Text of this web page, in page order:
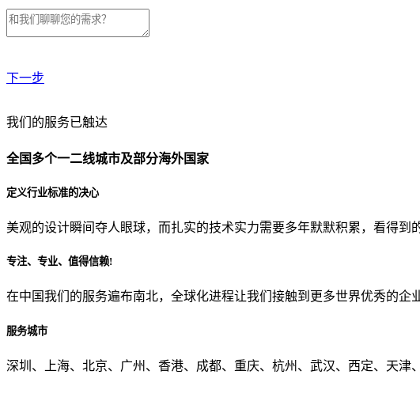
下一步
贵公司预算范围是？
贵公司的团队规模是？
从哪里了解到我们？
我们的服务已触达
全国多个一二线城市及部分海外国家
定义行业标准的决心
美观的设计瞬间夺人眼球，而扎实的技术实力需要多年默默积累，看得到
专注、专业、值得信赖!
在中国我们的服务遍布南北，全球化进程让我们接触到更多世界优秀的企业
服务城市
深圳、上海、北京、广州、香港、成都、重庆、杭州、武汉、西定、天